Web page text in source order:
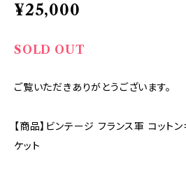
¥25,000
SOLD OUT
ご覧いただきありがとうございます。
【商品】ビンテージ フランス軍 コット
ケット